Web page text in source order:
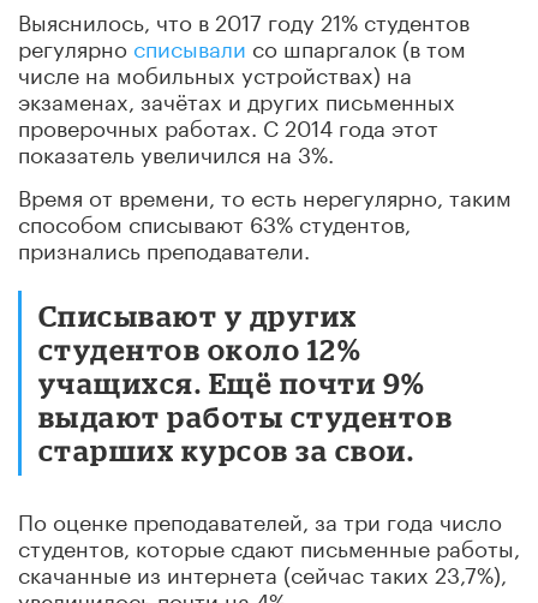
Выяснилось, что в 2017 году 21% студентов
регулярно списывали со шпаргалок (в том
числе на мобильных устройствах) на
экзаменах, зачётах и других письменных
проверочных работах. С 2014 года этот
показатель увеличился на 3%.
Время от времени, то есть нерегулярно, таким
способом списывают 63% студентов,
признались преподаватели.
Списывают у других
студентов около 12%
учащихся. Ещё почти 9%
выдают работы студентов
старших курсов за свои.
По оценке преподавателей, за три года число
студентов, которые сдают письменные работы,
скачанные из интернета (сейчас таких 23,7%),